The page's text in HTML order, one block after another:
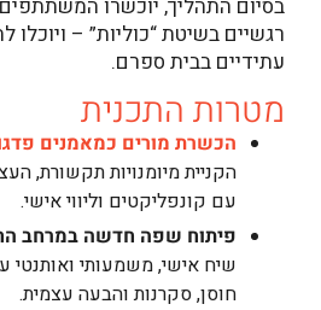
בסיום התהליך, יוכשרו
רגשיים בשיטת “כוליות” – ויוכלו
עתידיים בבית ספרם.
מטרות התכנית
הכשרת מורים כמאמנים
הקניית מיומנויות תקשורת,
עם קונפליקטים וליווי אישי.
פיתוח שפה חדשה במרחב
שיח אישי, משמעותי ואותנטי
חוסן, סקרנות והבעה עצמית.